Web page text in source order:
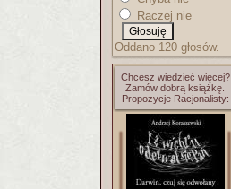
Raczej nie
Oddano 120 głosów.
Chcesz wiedzieć więcej?
Zamów dobrą książkę.
Propozycje Racjonalisty: